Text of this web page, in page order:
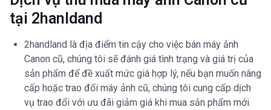
tại 2hanldand
2handland là địa điểm tin cậy cho việc bán máy ảnh
Canon cũ, chúng tôi sẽ đánh giá tình trạng và giá trị của
sản phẩm để đề xuất mức giá hợp lý, nếu bạn muốn nâng
cấp hoặc trao đổi máy ảnh cũ, chúng tôi cung cấp dịch
vụ trao đổi với ưu đãi giảm giá khi mua sản phẩm mới.